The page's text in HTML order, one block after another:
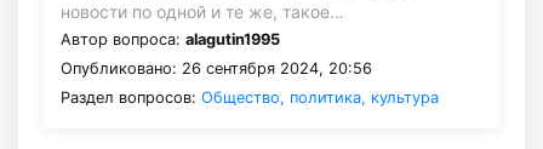
новости по одной и те же, такое…
Автор вопроса: alagutin1995
Опубликовано: 26 сентября 2024, 20:56
Раздел вопросов: Общество, политика, культура